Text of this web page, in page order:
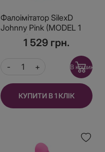
Фалоімітатор SilexD
Johnny Pink (MODEL 1
size 7in), двошаровий,
силікон + Silexpan,
1 529 грн.
В кошик
КУПИТИ В 1 КЛІК